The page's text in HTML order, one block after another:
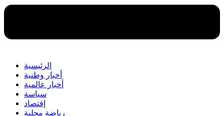
الرئيسية
أخبار وطنية
أخبار عالمية
سياسة
إقتصاد
رياضة محلية